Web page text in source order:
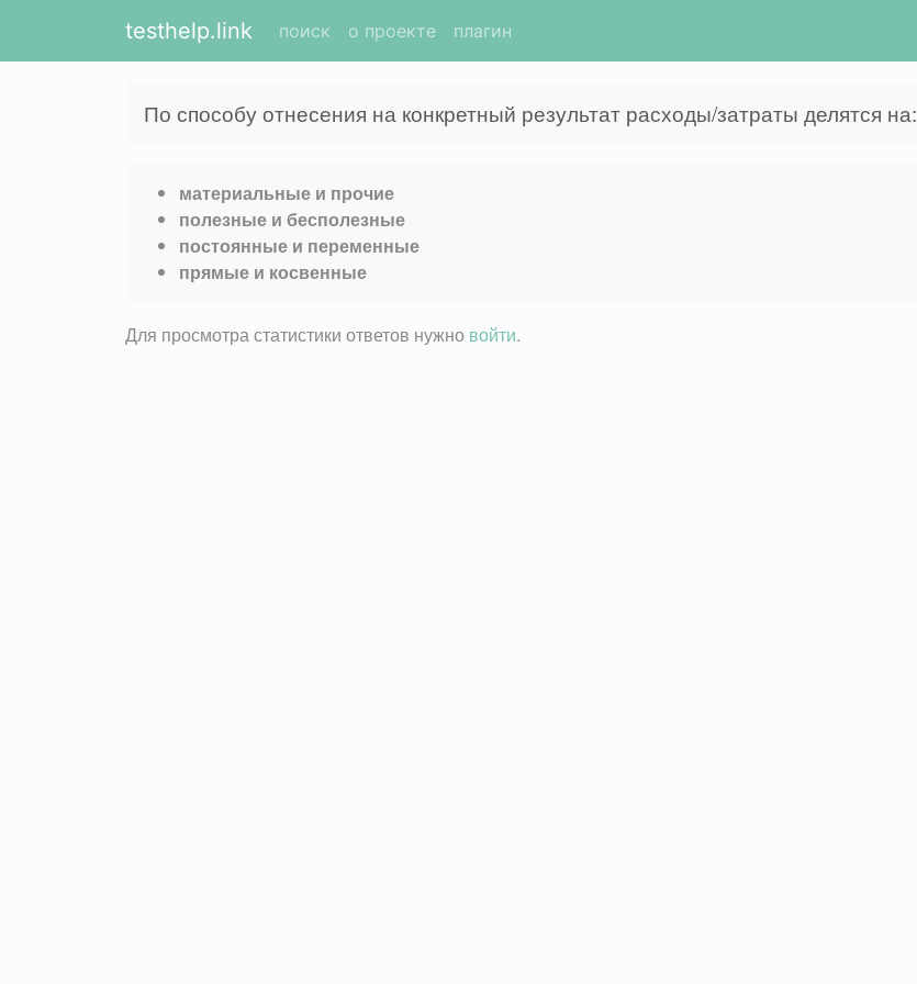
testhelp.link поиск о проекте плагин
По способу отнесения на конкретный результат расходы/затраты делятся на:
материальные и прочие
полезные и бесполезные
постоянные и переменные
прямые и косвенные
Для просмотра статистики ответов нужно войти.